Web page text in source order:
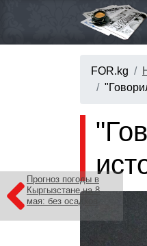
FOR.kg
Прогноз погоды в
Кыргызстане на 8
мая: без осадков